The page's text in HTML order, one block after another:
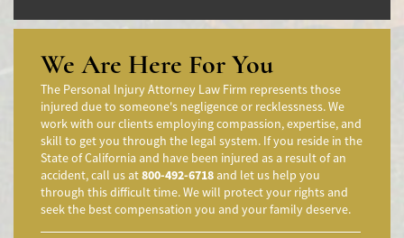
Accidentes en Intersecciones
Accidente de moto por conducción Imprudente
Accidente de Motocicleta Preguntas Frecuentes
Accidente de Motocicleta Vinculado al Alcohol
Accidente de Motocicleta Relacionado con las Drogas
Accidente de Motocicleta y Huida
Aggressive Driving Accidents
Accidentes de Limusina
Accidentes de Motocicleta
We Are Here For You
The Personal Injury Attorney Law Firm represents those
injured due to someone's negligence or recklessness. We
work with our clients employing compassion, expertise, and
skill to get you through the legal system. If you reside in the
State of California and have been injured as a result of an
accident, call us at800-492-6718 and let us help you
through this difficult time. We will protect your rights and
seek the best compensation you and your family deserve.